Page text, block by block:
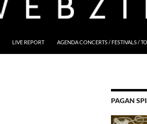
LIVE REPORT AGENDA CONCERTS / FESTIVALS /
PAGAN